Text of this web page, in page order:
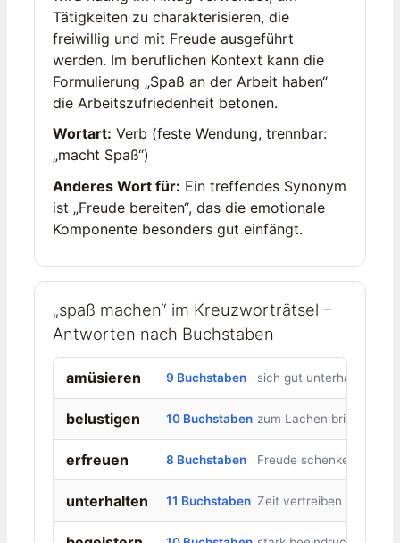
Tätigkeiten zu charakterisieren, die
freiwillig und mit Freude ausgeführt
werden. Im beruflichen Kontext kann die
Formulierung „Spaß an der Arbeit haben“
die Arbeitszufriedenheit betonen.
Wortart: Verb (feste Wendung, trennbar:
„macht Spaß“)
Anderes Wort für: Ein treffendes Synonym
ist „Freude bereiten“, das die emotionale
Komponente besonders gut einfängt.
„spaß machen“ im Kreuzworträtsel –
Antworten nach Buchstaben
amüsieren 9 Buchstaben sich gut unterhalten
belustigen 10 Buchstaben zum Lachen bringen
erfreuen 8 Buchstaben Freude schenken
unterhalten 11 Buchstaben Zeit vertreiben